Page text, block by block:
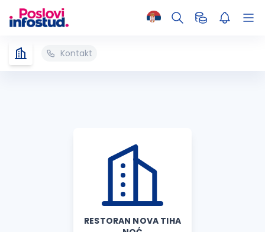
Kontakt
RESTORAN NOVA TIHA